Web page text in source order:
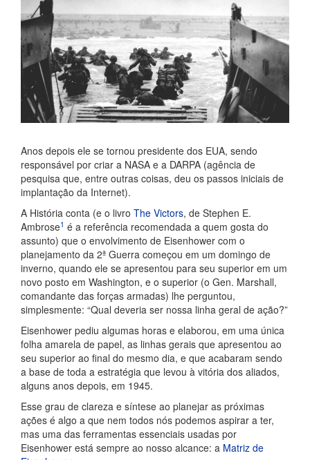
Anos depois ele se tornou presidente dos EUA, sendo
responsável por criar a NASA e a DARPA (agência de
pesquisa que, entre outras coisas, deu os passos iniciais de
implantação da Internet).
A História conta (e o livro The Victors, de Stephen E.
Ambrose1 é a referência recomendada a quem gosta do
assunto) que o envolvimento de Eisenhower com o
planejamento da 2ª Guerra começou em um domingo de
inverno, quando ele se apresentou para seu superior em um
novo posto em Washington, e o superior (o Gen. Marshall,
comandante das forças armadas) lhe perguntou,
simplesmente: “Qual deveria ser nossa linha geral de ação?”
Eisenhower pediu algumas horas e elaborou, em uma única
folha amarela de papel, as linhas gerais que apresentou ao
seu superior ao final do mesmo dia, e que acabaram sendo
a base de toda a estratégia que levou à vitória dos aliados,
alguns anos depois, em 1945.
Esse grau de clareza e síntese ao planejar as próximas
ações é algo a que nem todos nós podemos aspirar a ter,
mas uma das ferramentas essenciais usadas por
Eisenhower está sempre ao nosso alcance: a Matriz de